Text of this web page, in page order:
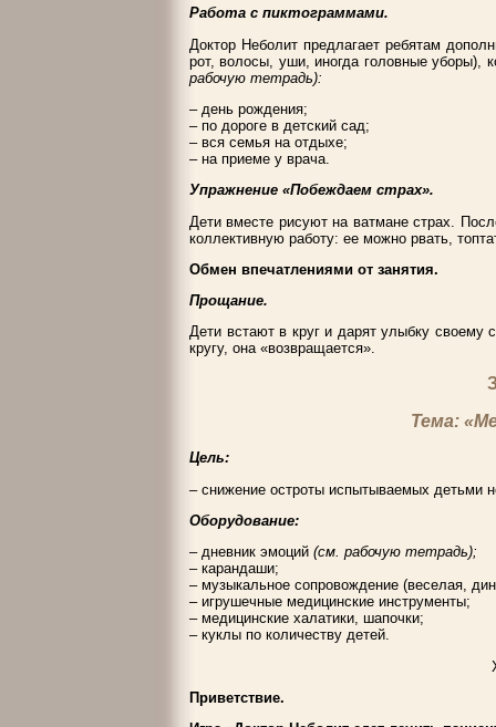
Работа с пиктограммами.
Доктор Неболит предлагает ребятам
рот, волосы, уши, иногда головные уборы),
рабочую тетрадь):
– день рождения;
– по дороге в детский сад;
– вся семья на отдыхе;
– на приеме у врача.
Упражнение «Побеждаем страх».
Дети вместе рисуют на ватмане страх.
коллективную работу: ее можно рвать,
Обмен впечатлениями от занятия.
Прощание.
Дети встают в круг и дарят улыбку своему
кругу, она «возвращается».
Тема:
Цель:
– снижение остроты испытываемых детьми
Оборудование:
– дневник эмоций (см. рабочую тетрадь);
– карандаши;
– музыкальное сопровождение (веселая,
– игрушечные медицинские инструменты;
– медицинские халатики, шапочки;
– куклы по количеству детей.
Приветствие.